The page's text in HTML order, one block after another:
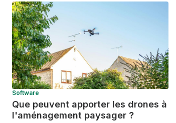
Software
Que peuvent apporter les drones à
l'aménagement paysager ?